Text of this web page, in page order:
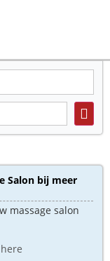
Salon bij meer
massage salon